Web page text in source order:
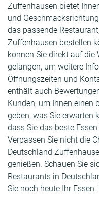
Zuffenhausen bietet
und
das passende
Zuffenhausen bestellen
können Sie direkt auf die
gelangen, um weitere
Öffnungszeiten und
enthält auch
Kunden, um Ihnen einen
geben, was Sie erwarten
dass Sie das beste
Verpassen Sie nicht die
Deutschland
genießen. Schauen Sie
Restaurants in
Sie noch heute Ihr